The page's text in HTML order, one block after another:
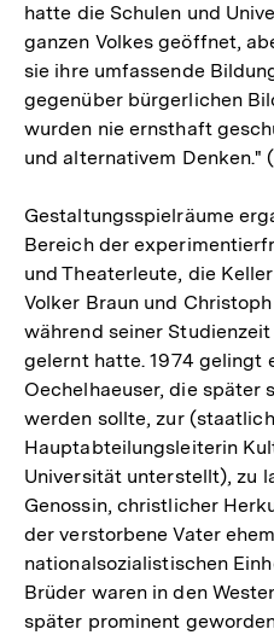
hatte die Schulen und
ganzen Volkes geöffnet,
sie ihre umfassende
gegenüber bürgerlichen
wurden nie ernsthaft
und alternativem Denken."
Gestaltungsspielräume
Bereich der
und Theaterleute, die
Volker Braun und
während seiner
gelernt hatte. 1974 gelingt
Oechelhaeuser, die später
werden sollte, zur
Hauptabteilungsleiterin
Universität unterstellt), zu
Genossin, christlicher
der verstorbene Vater
nationalsozialistischen
Brüder waren in den
später prominent